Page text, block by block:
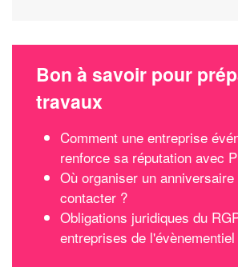
Bon à savoir pour
travaux
Comment une entreprise
renforce sa réputation avec
Où organiser un anniversaire
contacter ?
Obligations juridiques du
entreprises de l'évènementiel